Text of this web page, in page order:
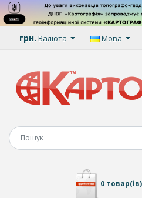
грн. Валюта Мова
0